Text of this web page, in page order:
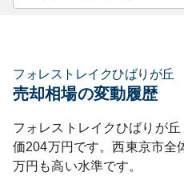
フォレストレイクひばりが
売却相場の変動履歴
フォレストレイクひばりが
価204万円です。西東京市全
万円も高い水準です。